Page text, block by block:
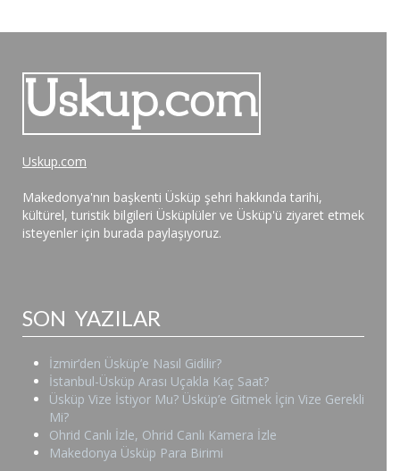
Uskup.com
Makedonya'nın başkenti Üsküp şehri hakkında tarihi,
kültürel, turistik bilgileri Üsküplüler ve Üsküp'ü ziyaret etmek
isteyenler için burada paylaşıyoruz.
SON YAZILAR
İzmir’den Üsküp’e Nasıl Gidilir?
İstanbul-Üsküp Arası Uçakla Kaç Saat?
Üsküp Vize İstiyor Mu? Üsküp’e Gitmek İçin Vize Gerekli
Mi?
Ohrid Canlı İzle, Ohrid Canlı Kamera İzle
Makedonya Üsküp Para Birimi